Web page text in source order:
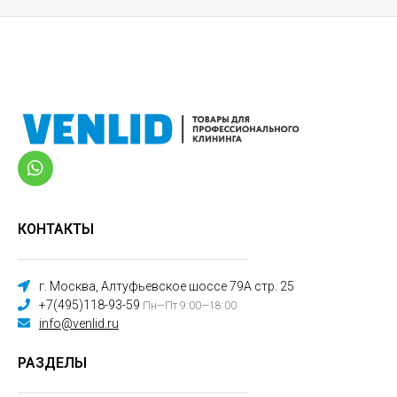
КОНТАКТЫ
г. Москва, Алтуфьевское шоссе 79А стр. 25
+7(495)118-93-59 Пн—Пт 9:00—18:00
info@venlid.ru
РАЗДЕЛЫ